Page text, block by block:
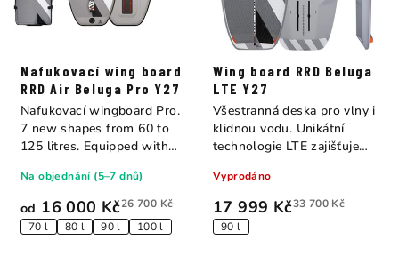
Nafukovací wing board
RRD Air Beluga Pro Y27
od 16 000 Kč26 700 Kč
70 l 80 l 90 l 100 l
Na objednání (5–7 dnů)
Nafukovací wingboard Pro.
7 new shapes from 60 to
125 litres. Equipped with
Wing board RRD Beluga
LTE Y27
17 999 Kč33 700 Kč
90 l
Vyprodáno
Všestranná deska pro vlny i
klidnou vodu. Unikátní
technologie LTE zajišťuje